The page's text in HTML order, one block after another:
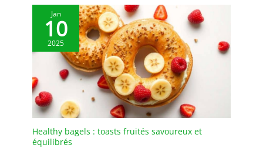
de graisse ou de taches,
particulièrement faciles à
nettoyer à la main et au
lave-vaisselle, ce qui
facilite l'entretien et le
nettoyage. EMPILOTABLE:
Mini Bol en Verre
Empilables, ils sont très
peu encombrants et ne
prennent pratiquement
pas de place dans votre
Jan
10
2025
Healthy bagels : toasts fruités savoureux et
équilibrés